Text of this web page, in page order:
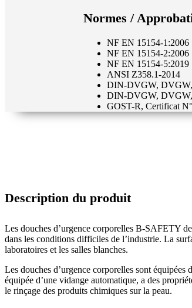
Normes /
NF EN 15154-1:2006
NF EN 15154-2:2006
NF EN 15154-5:2019
ANSI Z358.1-2014
DIN-DVGW,
DIN-DVGW,
GOST-R, Certificat
Description du produit
Les douches d’urgence corporelles B-SAFETY
dans les conditions difficiles de l’industrie. La
laboratoires et les salles blanches.
Les douches d’urgence corporelles sont
équipée d’une vidange automatique, a des
le rinçage des produits chimiques sur la peau.